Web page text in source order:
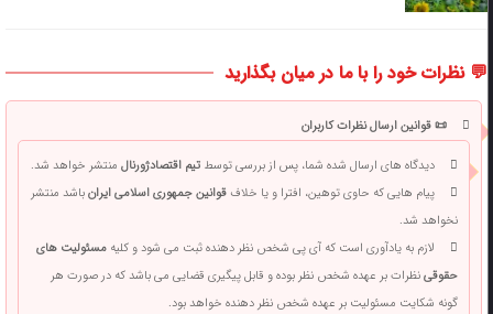
💬 نظرات خود را با ما در میان بگذارید
📜 قوانین ارسال نظرات کاربران
دیدگاه های ارسال شده شما، پس از بررسی توسطتیم اقتصادژورنالمنتشر خواهد شد.
پیام هایی که حاوی توهین، افترا و یا خلافقوانین جمهوری اسلامی ایرانباشد منتشر
نخواهد شد.
لازم به یادآوری است که آی پی شخص نظر دهنده ثبت می شود و کلیهمسئولیت های
حقوقینظرات بر عهده شخص نظر بوده و قابل پیگیری قضایی می باشد که در صورت هر
گونه شکایت مسئولیت بر عهده شخص نظر دهنده خواهد بود.